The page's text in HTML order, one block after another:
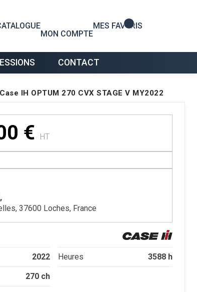
MON COMPTE
MES FAVORIS
CONTACT
IH OPTUM 270 CVX STAGE V MY2022
€ HT
37600 Loches, France
2022 Heures 3588 h
270 ch